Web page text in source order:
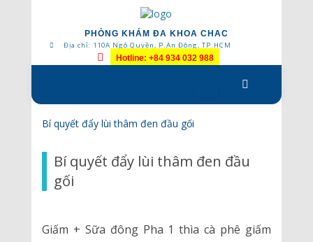
PHÒNG KHÁM ĐA KHOA CHAC
Địa chỉ: 110A Ngô Quyền, P.An Đông, TP.HCM
Hotline: +84 934 032 988
to
content
Bí quyết đẩy lùi thâm đen đầu gối
Bí quyết đẩy lùi thâm đen đầu
gối
Giấm + Sữa đông Pha 1 thìa cà phê giấm